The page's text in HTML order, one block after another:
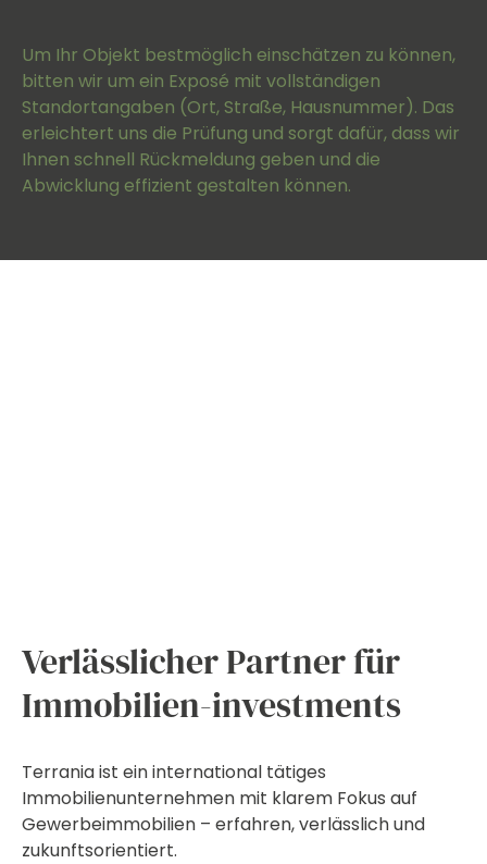
Um Ihr Objekt bestmöglich einschätzen zu können,
bitten wir um ein Exposé mit vollständigen
Standortangaben (Ort, Straße, Hausnummer). Das
erleichtert uns die Prüfung und sorgt dafür, dass wir
Ihnen schnell Rückmeldung geben und die
Abwicklung effizient gestalten können.
Verlässlicher Partner für
Immobilien-investments
Terrania ist ein international tätiges
Immobilienunternehmen mit klarem Fokus auf
Gewerbeimmobilien – erfahren, verlässlich und
zukunftsorientiert.